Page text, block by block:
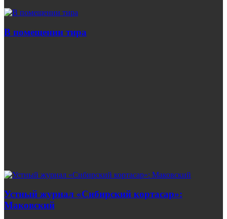
В помещении тира
Устный журнал «Сибирский кортасар»:
Маковский